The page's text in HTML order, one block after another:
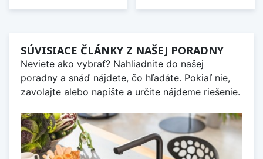
SÚVISIACE ČLÁNKY Z NAŠEJ PORADNY
Neviete ako vybrať? Nahliadnite do našej
poradny a snáď nájdete, čo hľadáte. Pokiaľ nie,
zavolajte alebo napíšte a určite nájdeme riešenie.